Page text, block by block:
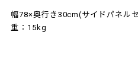
幅78×奥行き30cm(サイドパネル
重：15kg